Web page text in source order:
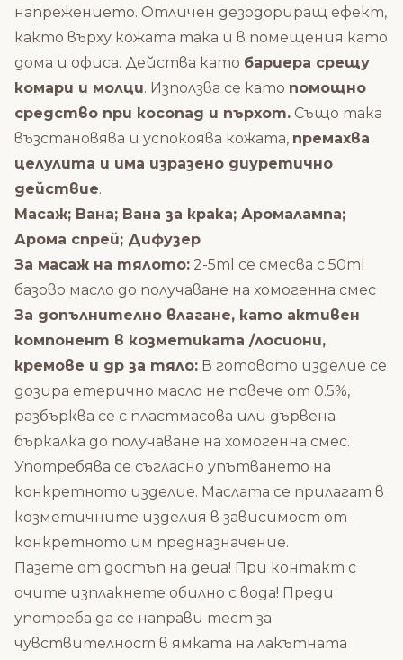
напрежението. Отличен дезодориращ ефект,
както върху кожата така и в помещения като
дома и офиса. Действа като бариера срещу
комари и молци. Използва се като помощно
средство при косопад и пърхот. Също така
възстановява и успокоява кожата, премахва
целулита и има изразено диуретично
действие.
Масаж; Вана; Вана за крака; Аромалампа;
Арома спрей; Дифузер
За масаж на тялото: 2-5ml се смесва с 50ml
базово масло до получаване на хомогенна смес
За допълнително влагане, като активен
компонент в козметиката /лосиони,
кремове и др за тяло: В готовото изделие се
дозира етерично масло не повече от 0.5%,
разбърква се с пластмасова или дървена
бъркалка до получаване на хомогенна смес.
Употребява се съгласно упътването на
конкретното изделие. Маслата се прилагат в
козметичните изделия в зависимост от
конкретното им предназначение.
Пазете от достъп на деца! При контакт с
очите изплакнете обилно с вода! Преди
употреба да се направи тест за
чувствителност в ямката на лакътната